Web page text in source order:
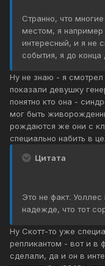
Странно, что
местом, я
интересный, и я не
события, я до
Ну не знаю - я смотрел
показали девушку
понятно кто она -
мог быть
рождаются же они с
специально набить в
Цитата
Это не факт.
надежде, что тот
Ну Скотт-то уже
репликантом - вот и в
сделали, да и он в